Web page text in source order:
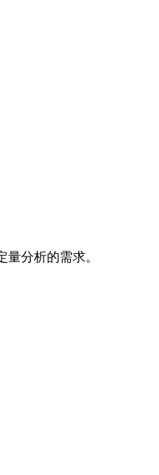
分析的需求。